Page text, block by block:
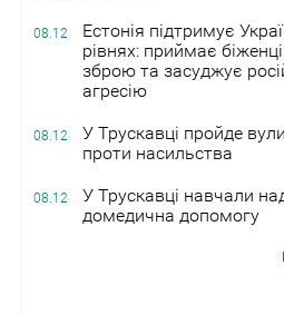
08.12
Естонія підтримує
рівнях: приймає
зброю та засуджує
агресію
08.12
У Трускавці пройде
проти насильства
08.12
У Трускавці навчали
домедична допомогу